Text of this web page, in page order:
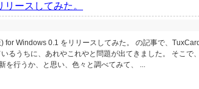
ースしてみた。
for Windows 0.1 をリリースしてみた。 の記事で、
るうちに、あれやこれやと問題が出てきました。 そこで
を行うか、と思い、色々と調べてみて、 ...